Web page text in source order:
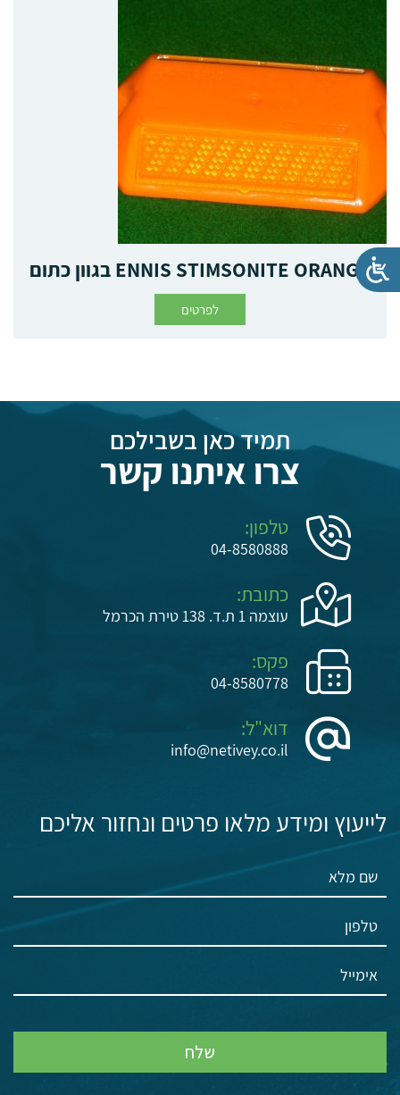
ENNIS STIMSONITE ORANGE בגוון כתום
לפרטים
תמיד כאן בשבילכם
צרו איתנו קשר
טלפון:
04-8580888
כתובת:
עוצמה 1 ת.ד. 138 טירת הכרמל
פקס:
04-8580778
דוא"ל:
info@netivey.co.il
לייעוץ ומידע מלאו פרטים ונחזור אליכם